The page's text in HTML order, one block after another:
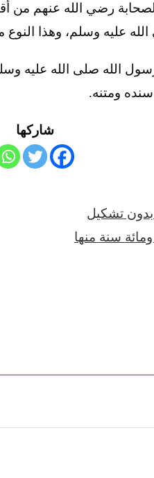
رضي الله عنهم من
الله عليه وسلم، وهذا
الله صلى الله عليه
ومتنه.
شاركها
بدون تشكيل
سنة منها